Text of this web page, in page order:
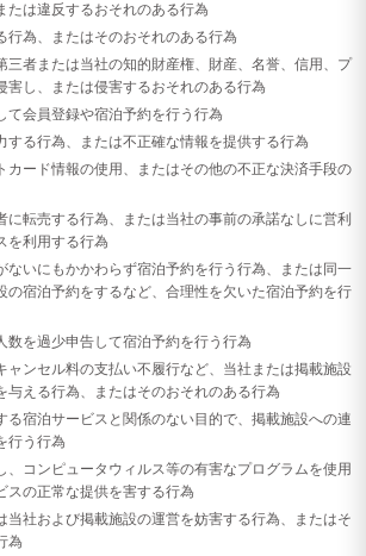
たは違反するおそれのある行為
行為、またはそのおそれのある行為
三者または当社の知的財産権、財産、名誉、信用、プ
害し、または侵害するおそれのある行為
て会員登録や宿泊予約を行う行為
する行為、または不正確な情報を提供する行為
カード情報の使用、またはその他の不正な決済手段の
に転売する行為、または当社の事前の承諾なしに営利
を利用する行為
ないにもかかわらず宿泊予約を行う行為、または同一
の宿泊予約をするなど、合理性を欠いた宿泊予約を行
数を過少申告して宿泊予約を行う行為
ャンセル料の支払い不履行など、当社または掲載施設
与える行為、またはそのおそれのある行為
る宿泊サービスと関係のない目的で、掲載施設への連
行う行為
、コンピュータウィルス等の有害なプログラムを使用
スの正常な提供を害する行為
当社および掲載施設の運営を妨害する行為、またはそ
為